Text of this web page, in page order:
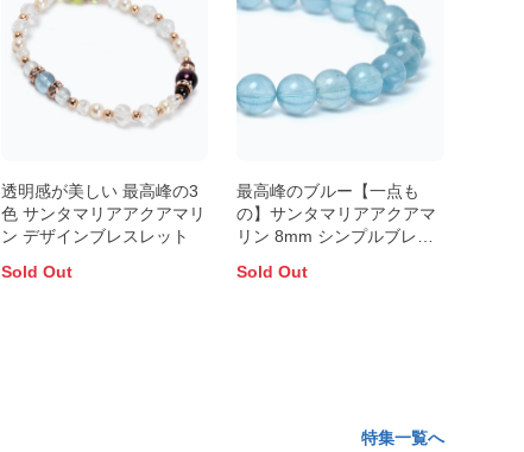
透明感が美しい 最高峰の3
色 サンタマリアアクアマリ
ン デザインブレスレット
Sold Out
最高峰のブルー【一点も
の】サンタマリアアクアマ
リン 8mm シンプルブレス
Sold Out
特集一覧へ